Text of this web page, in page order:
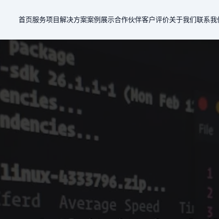
首页服务项目解决方案案例展示合作伙伴客户评价关于我们联系我